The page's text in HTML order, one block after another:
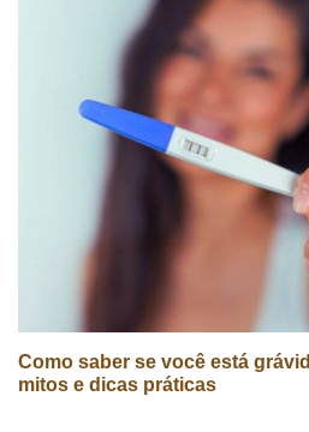
Como saber se você está
mitos e dicas práticas